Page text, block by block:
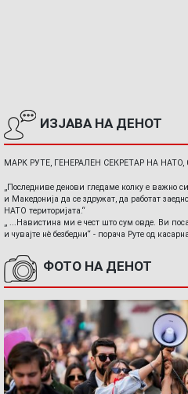
ИЗЈАВА НА ДЕНОТ
МАРК РУТЕ, ГЕНЕРАЛЕН СЕКРЕТАР НА НАТО,
„Последниве денови гледаме колку е важно
и Македонија да се здружат, да работат
НАТО територијата.“
„ ...Навистина ми е чест што сум овде. Ви
и чувајте нè безбедни“ - порача Руте од
ФОТО НА ДЕНОТ